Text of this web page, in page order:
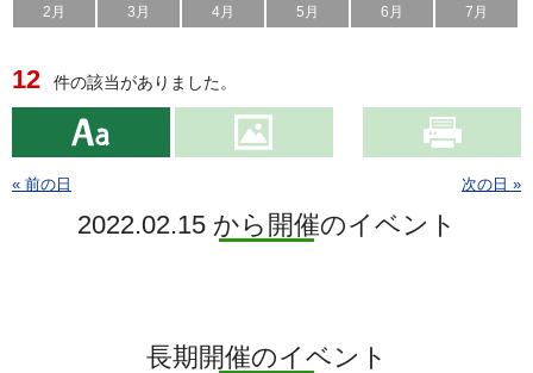
2月
3月 4月 5月 6月 7月
12 件の該当がありました。
« 前の日 次の日 »
2022.02.15 から開催のイベント
長期開催のイベント